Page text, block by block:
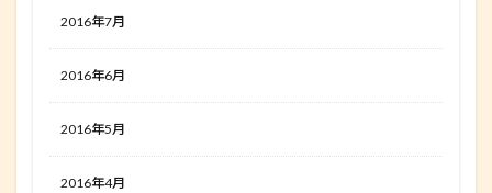
2016年7月
2016年6月
2016年5月
2016年4月